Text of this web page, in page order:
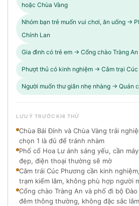
hoặc Chùa Vàng
Nhóm bạn trẻ muốn vui chơi, ăn uống →
Chính Lan
Gia đình có trẻ em → Cổng chào Tràng
Phượt thủ có kinh nghiệm → Cắm trại
Người muốn thư giãn nhẹ nhàng → Quán
LƯU Ý TRƯỚC KHI THỬ
Chùa Bái Đính và Chùa Vàng trải
chọn 1 là đủ để tránh nhàm
Phố cổ Hoa Lư ánh sáng yếu, cần
đẹp, điện thoại thường sẽ mờ
Cắm trái Cúc Phương cần kinh
trạm kiểm lâm, không phù hợp người
Cổng chào Tràng An và phố đi bộ
đêm thông thường, không đặc sắc lắm